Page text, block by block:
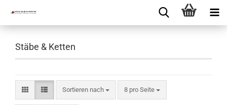
Stäbe & Ketten
Sortieren nach 8 pro Seite